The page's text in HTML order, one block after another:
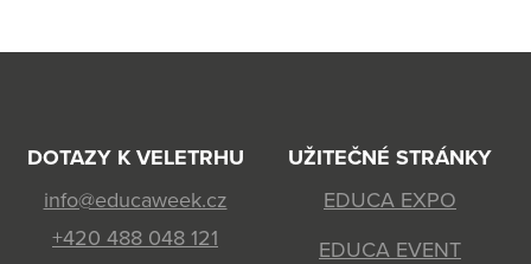
DOTAZY K VELETRHU
info@educaweek.cz
+420 488 048 121
UŽITEČNÉ STRÁNKY
EDUCA EXPO
EDUCA EVENT